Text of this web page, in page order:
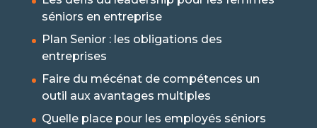
séniors en entreprise
Plan Senior : les obligations des
entreprises
Faire du mécénat de compétences un
outil aux avantages multiples
Quelle place pour les employés séniors